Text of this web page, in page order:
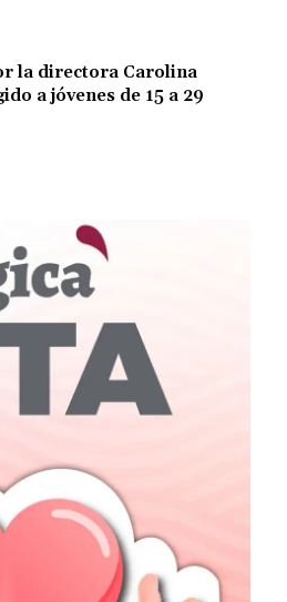
la directora Carolina
a jóvenes de 15 a 29